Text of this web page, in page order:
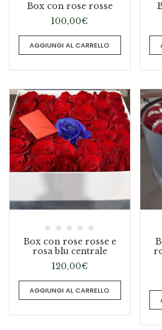
Box con rose rosse
100,00€
AGGIUNGI AL CARRELLO
Box con rose rosse e
rosa blu centrale
120,00€
AGGIUNGI AL CARRELLO